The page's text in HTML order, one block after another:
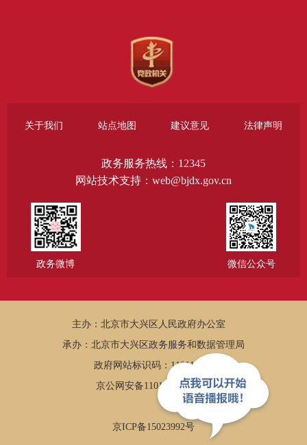
关于我们 站点地图 建议意见 法律声明
政务服务热线：12345
网站技术支持：web@bjdx.gov.cn
政务微博 微信公众号
主办：北京市大兴区人民政府办公室
承办：北京市大兴区政务服务和数据管理局
政府网站标识码：1101150005
京公网安备11011502002502
京ICP备15023992号